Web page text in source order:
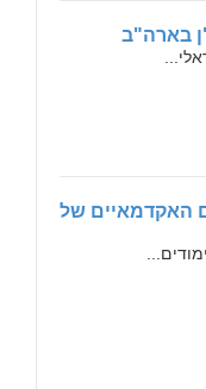
בארה"ב
האקדמאיים של